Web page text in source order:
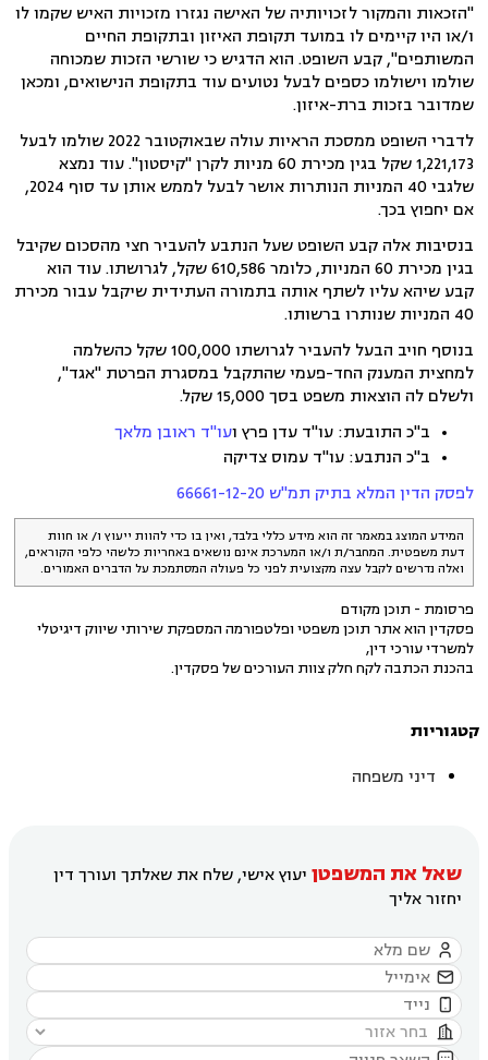
"הזכאות והמקור לזכויותיה של האישה נגזרו מזכויות האיש שקמו לו
ו/או היו קיימים לו במועד תקופת האיזון ובתקופת החיים
המשותפים", קבע השופט. הוא הדגיש כי שורשי הזכות שמכוחה
שולמו וישולמו כספים לבעל נטועים עוד בתקופת הנישואים, ומכאן
שמדובר בזכות ברת-איזון.
לדברי השופט ממסכת הראיות עולה שבאוקטובר 2022 שולמו לבעל
1,221,173 שקל בגין מכירת 60 מניות לקרן "קיסטון". עוד נמצא
שלגבי 40 המניות הנותרות אושר לבעל לממש אותן עד סוף 2024,
אם יחפוץ בכך.
בנסיבות אלה קבע השופט שעל הנתבע להעביר חצי מהסכום שקיבל
בגין מכירת 60 המניות, כלומר 610,586 שקל, לגרושתו. עוד הוא
קבע שיהא עליו לשתף אותה בתמורה העתידית שיקבל עבור מכירת
40 המניות שנותרו ברשותו.
בנוסף חויב הבעל להעביר לגרושתו 100,000 שקל כהשלמה
למחצית המענק החד-פעמי שהתקבל במסגרת הפרטת "אגד",
ולשלם לה הוצאות משפט בסך 15,000 שקל.
ב"כ התובעת: עו"ד עדן פרץ ועו"ד ראובן מלאך
ב"כ הנתבע: עו"ד עמוס צדיקה
לפסק הדין המלא בתיק תמ"ש 66661-12-20
המידע המוצג במאמר זה הוא מידע כללי בלבד, ואין בו כדי להוות ייעוץ ו/ או חוות
דעת משפטית. המחבר/ת ו/או המערכת אינם נושאים באחריות כלשהי כלפי הקוראים,
ואלה נדרשים לקבל עצה מקצועית לפני כל פעולה המסתמכת על הדברים האמורים.
פרסומת - תוכן מקודם
פסקדין הוא אתר תוכן משפטי ופלטפורמה המספקת שירותי שיווק דיגיטלי
למשרדי עורכי דין,
בהכנת הכתבה לקח חלק צוות העורכים של פסקדין.
קטגוריות
דיני משפחה
שאל את המשפטן יעוץ אישי, שלח את שאלתך ועורך דין
יחזור אליך



